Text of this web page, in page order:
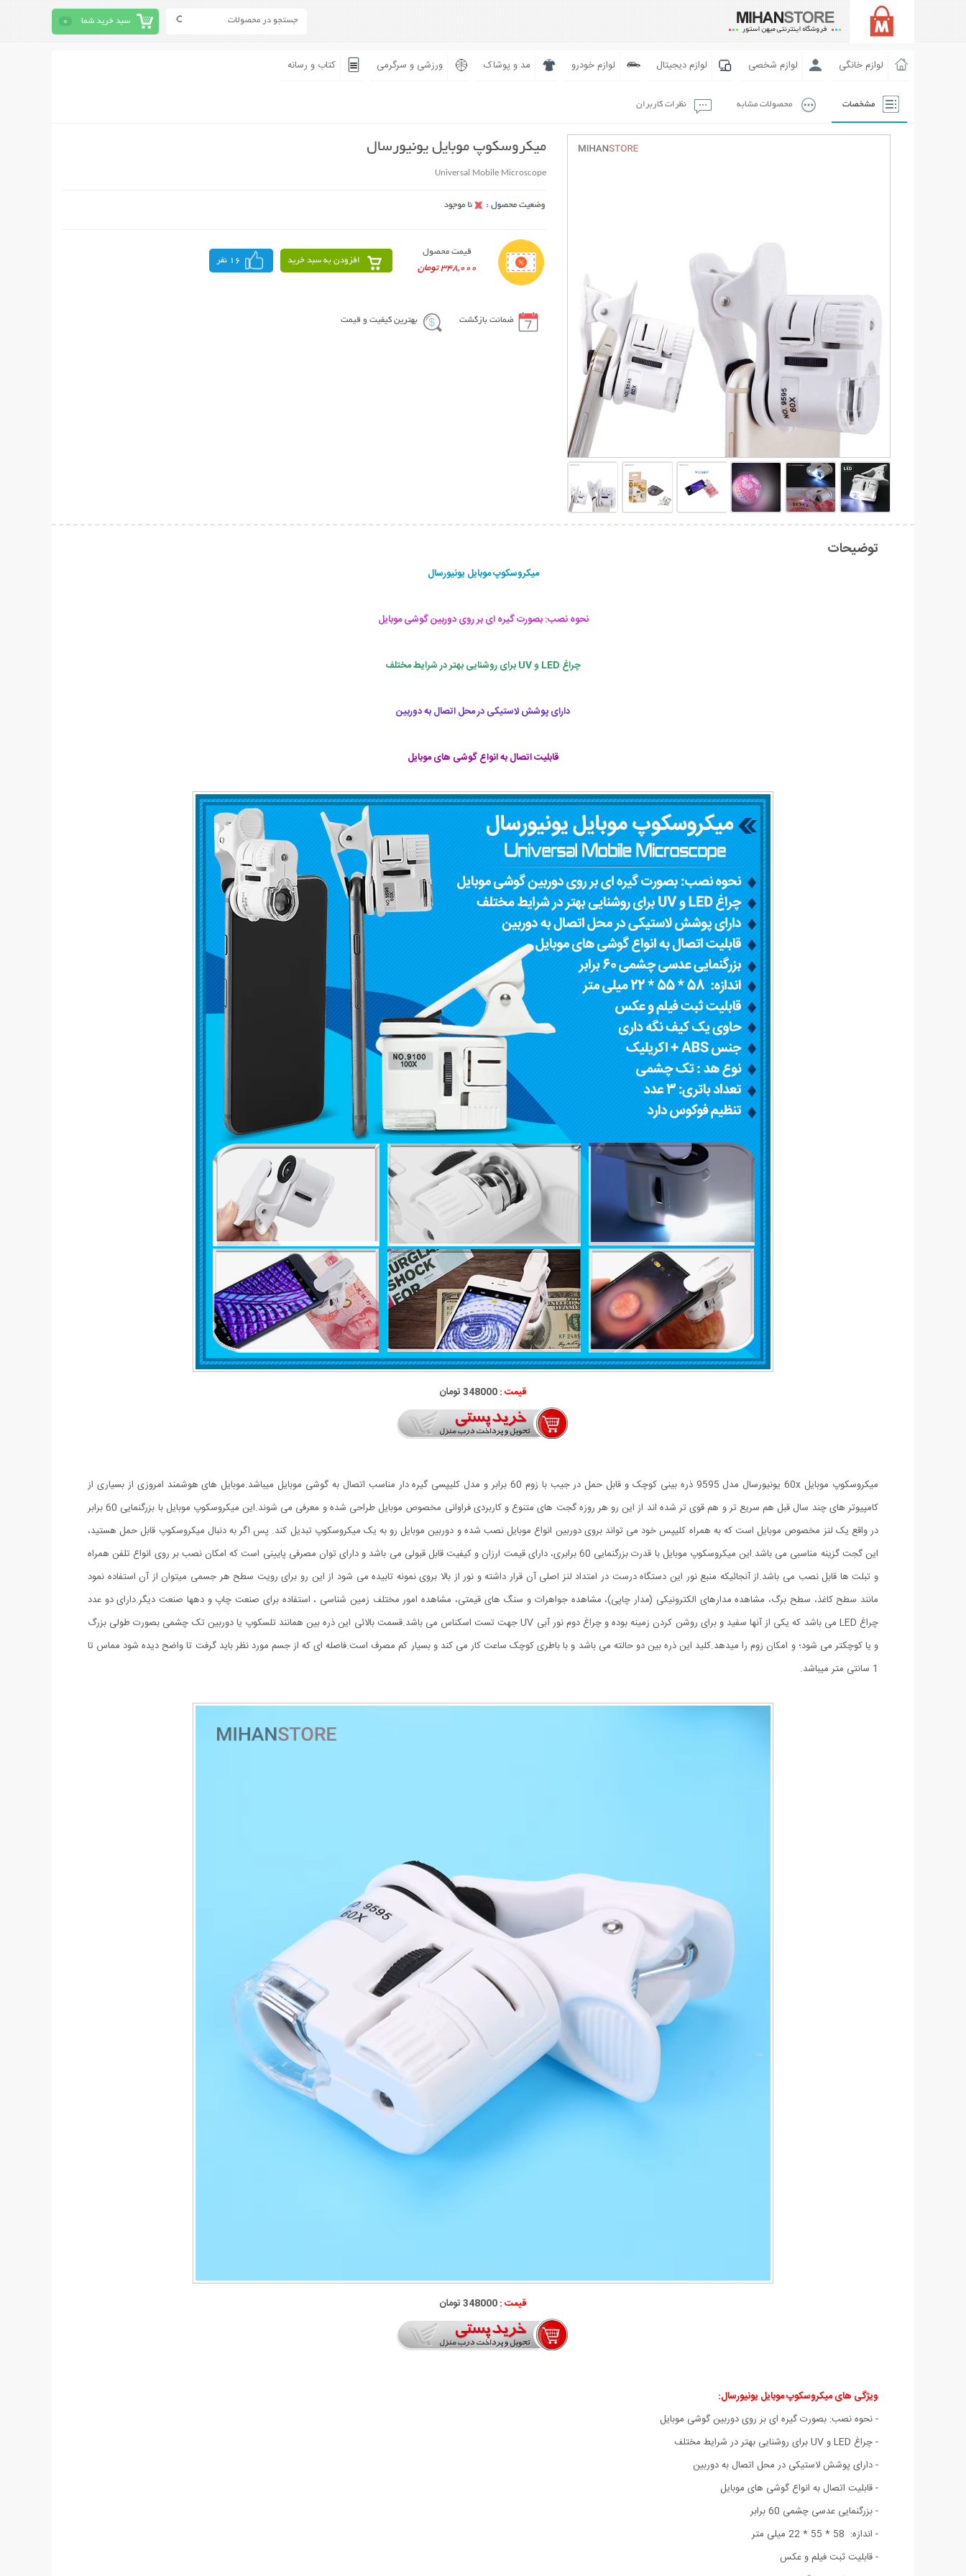
سبد خرید شما 0
لوازم خانگی لوازم شخصی لوازم دیجیتال لوازم خودرو مد و پوشاک ورزشی و سرگرمی کتاب و رسانه
مشخصات محصولات مشابه نظرات کاربران
میکروسکوپ موبایل یونیورسال
Universal Mobile Microscope
قیمت محصول
348,000 تومان
افزودن به سبد خرید 16 نفر
ضمانت بازگشت بهترین کیفیت و قیمت
توضیحات
میکروسکوپ موبایل یونیورسال
نحوه نصب: بصورت گیره ای بر روی دوربین گوشی موبایل
چراغ LED و UV برای روشنایی بهتر در شرایط مختلف
دارای پوشش لاستیکی در محل اتصال به دوربین
قابلیت اتصال به انواع گوشی های موبایل
قیمت :348000 تومان
میکروسکوپ موبایل 60x یونیورسال مدل 9595 ذره بینی کوچک و قابل حمل در جیب با زوم 60 برابر و مدل کلیپسی گیره دار مناسب اتصال به گوشی موبایل میباشد.موبایل های هوشمند امروزی از بسیاری از
کامپیوتر های چند سال قبل هم سریع تر و هم قوی تر شده اند از این رو هر روزه گجت های متنوع و کاربردی فراوانی مخصوص موبایل طراحی شده و معرفی می شوند.این میکروسکوپ موبایل با بزرگنمایی 60 برابر
در واقع یک لنز مخصوص موبایل است که به همراه کلیپس خود می تواند بروی دوربین انواع موبایل نصب شده و دوربین موبایل رو به یک میکروسکوپ تبدیل کند. پس اگر به دنبال میکروسکوپ قابل حمل هستید،
این گجت گزینه مناسبی می باشد.این میکروسکوپ موبایل با قدرت بزرگنمایی 60 برابری، دارای قیمت ارزان و کیفیت قابل قبولی می باشد و دارای توان مصرفی پایینی است که امکان نصب بر روی انواع تلفن همراه
و تبلت ها قابل نصب می باشد.از آنجائیکه منبع نور این دستگاه درست در امتداد لنز اصلی آن قرار داشته و نور از بالا بروی نمونه تابیده می شود از این رو برای رویت سطح هر جسمی میتوان از آن استفاده نمود
مانند سطح کاغذ، سطح برگ، مشاهده مدارهای الکترونیکی (مدار چاپی)، مشاهده جواهرات و سنگ های قیمتی، مشاهده امور مختلف زمین شناسی ، استفاده برای صنعت چاپ و دهها صنعت دیگر.دارای دو عدد
چراغ LED می باشد که یکی از آنها سفید و برای روشن کردن زمینه بوده و چراغ دوم نور آبی UV جهت تست اسکناس می باشد.قسمت بالائی این ذره بین همانند تلسکوپ یا دوربین تک چشمی بصورت طولی بزرگ
و یا کوچکتر می شود؛ و امکان زوم را میدهد.کلید این ذره بین دو حالته می باشد و با باطری کوچک ساعت کار می کند و بسیار کم مصرف است.فاصله ای که از جسم مورد نظر باید گرفت تا واضح دیده شود مماس تا
1 سانتی متر میباشد.
قیمت :348000 تومان
ویژگی های میکروسکوپ موبایل یونیورسال:
- نحوه نصب: بصورت گیره ای بر روی دوربین گوشی موبایل
- چراغ LED و UV برای روشنایی بهتر در شرایط مختلف
- دارای پوشش لاستیکی در محل اتصال به دوربین
- قابلیت اتصال به انواع گوشی های موبایل
- بزرگنمایی عدسی چشمی 60 برابر
- اندازه: 58 * 55 * 22 میلی متر
- قابلیت ثبت فیلم و عکس